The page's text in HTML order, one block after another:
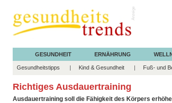
Anzeige
GESUNDHEIT ERNÄHRUNG
Gesundheitstipps Kind & Gesundheit Fuß- und
Richtiges Ausdauertraining
Ausdauertraining soll die Fähigkeit des Körpers